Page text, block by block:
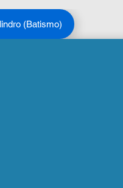
(Batismo)